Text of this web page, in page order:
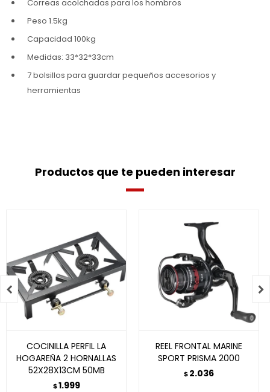
Correas acolchadas para los hombros
Peso 1.5kg
Capacidad 100kg
Medidas: 33*32*33cm
7 bolsillos para guardar pequeños accesorios y
herramientas
Productos que te pueden interesar
COCINILLA PERFIL LA
HOGAREÑA 2 HORNALLAS
52X28X13CM 50MB
$1.999
REEL FRONTAL MARINE
SPORT PRISMA 2000
$2.036
 